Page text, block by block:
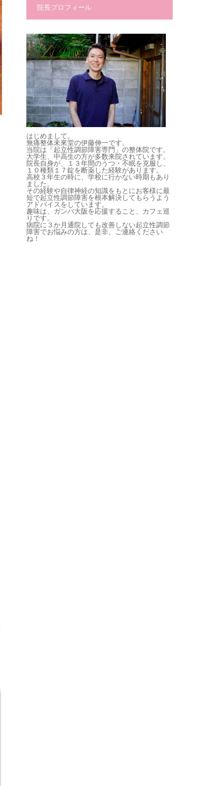
院長プロフィール
はじめまして。
無痛整体未來堂の伊藤伸一です。
当院は「起立性調節障害専門」の整体院です。
大学生、中高生の方が多数来院されています。
院長自身が、１３年間のうつ・不眠を克服し、
１０種類１７錠を断薬した経験があります。
高校３年生の時に、学校に行かない時期もあり
ました。
その経験や自律神経の知識をもとにお客様に最
短で起立性調節障害を根本解決してもらうよう
アドバイスをしています。
趣味は、ガンバ大阪を応援すること、カフェ巡
りです。
病院に３か月通院しても改善しない起立性調節
障害でお悩みの方は、是非、ご連絡ください
ね！